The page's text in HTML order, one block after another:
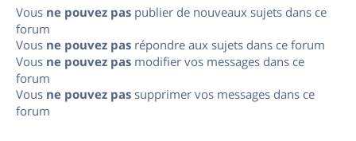
Vous ne pouvez pas publier de nouveaux sujets dans ce
forum
Vous ne pouvez pas répondre aux sujets dans ce forum
Vous ne pouvez pas modifier vos messages dans ce
forum
Vous ne pouvez pas supprimer vos messages dans ce
forum